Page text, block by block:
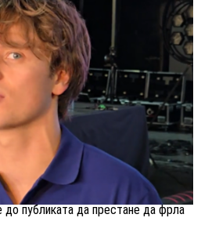
до публиката да престане да фрла